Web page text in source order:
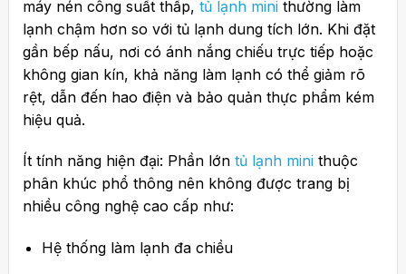
máy nén công suất thấp, tủ lạnh minithường làm
lạnh chậm hơn so với tủ lạnh dung tích lớn. Khi đặt
gần bếp nấu, nơi có ánh nắng chiếu trực tiếp hoặc
không gian kín, khả năng làm lạnh có thể giảm rõ
rệt, dẫn đến hao điện và bảo quản thực phẩm kém
hiệu quả.
Ít tính năng hiện đại: Phần lớn tủ lạnh minithuộc
phân khúc phổ thông nên không được trang bị
nhiều công nghệ cao cấp như:
Hệ thống làm lạnh đa chiều